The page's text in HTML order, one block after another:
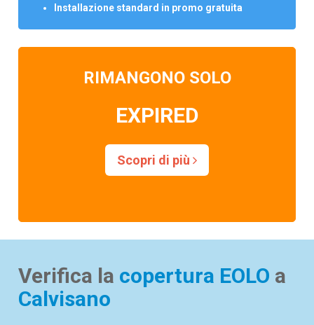
Installazione standard in promo gratuita
RIMANGONO SOLO
EXPIRED
Scopri di più
Verifica la copertura EOLO a
Calvisano